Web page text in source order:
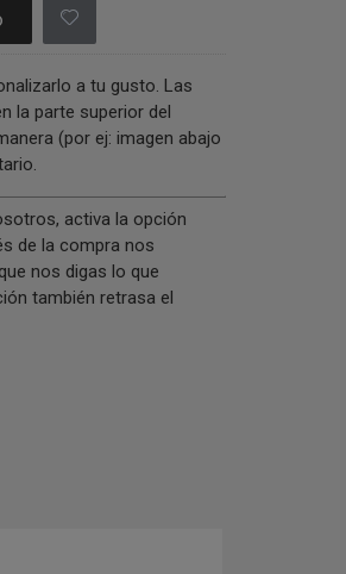
a tu gusto. Las
la parte superior del
(por ej: imagen abajo
activa la opción
de la compra nos
nos digas lo que
también retrasa el